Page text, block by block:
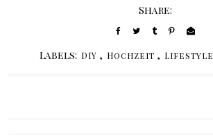
Share:
Labels: DIY , Hochzeit , Lifestyle